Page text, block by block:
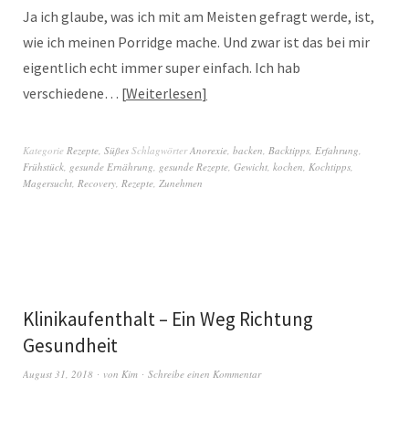
Ja ich glaube, was ich mit am Meisten gefragt werde, ist,
wie ich meinen Porridge mache. Und zwar ist das bei mir
eigentlich echt immer super einfach. Ich hab
verschiedene… Weiterlesen
Kategorie Rezepte Süßes SchlagwörterAnorexie backen Backtipps Erfahrung
Frühstück gesunde Ernährung gesunde Rezepte Gewicht kochen Kochtipps
Magersucht Recovery Rezepte Zunehmen
Klinikaufenthalt – Ein Weg Richtung
Gesundheit
August 31, 2018 von Kim Schreibe einen Kommentar